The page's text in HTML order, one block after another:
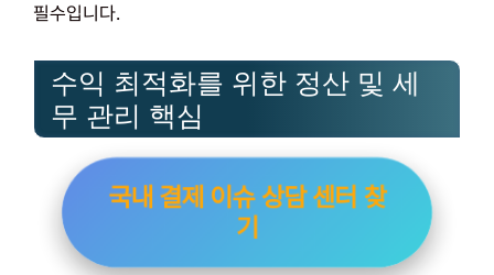
필수입니다.
수익 최적화를 위한 정산 및 세
무 관리 핵심
국내 결제 이슈 상담 센터 찾
기